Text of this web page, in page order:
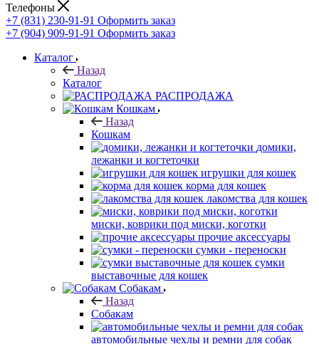
Телефоны
+7 (831) 230-91-91 Оформить заказ
+7 (904) 909-91-91 Оформить заказ
Каталог
Назад
Каталог
РАСПРОДАЖА
Кошкам
Назад
Кошкам
домики,
лежанки и когтеточки
игрушки для кошек
корма для кошек
лакомства для кошек
миски, коврики под миски, коготки
прочие аксессуары
сумки - переноски
сумки
выставочные для кошек
Собакам
Назад
Собакам
автомобильные чехлы и ремни для собак